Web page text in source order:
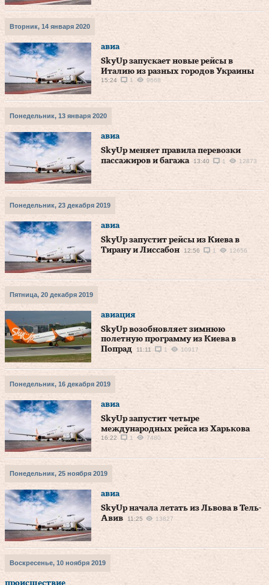
Вторник, 14 января 2020
авиа
SkyUp запускает новые рейсы в
Италию из разных городов Украины
15:24 1 9668
Понедельник, 13 января 2020
авиа
SkyUp меняет правила перевозки
пассажиров и багажа
13:40 1 12873
Понедельник, 23 декабря 2019
авиа
SkyUp запустит рейсы из Киева в
Тирану и Лиссабон
12:56 1 12656
Пятница, 20 декабря 2019
авиация
SkyUp возобновляет зимнюю
полетную программу из Киева в
Попрад
11:11 1 10917
Понедельник, 16 декабря 2019
авиа
SkyUp запустит четыре
международных рейса из Харькова
16:22 1 7480
Понедельник, 25 ноября 2019
авиа
SkyUp начала летать из Львова в Тель-
Авив
11:25 13827
Воскресенье, 10 ноября 2019
происшествие